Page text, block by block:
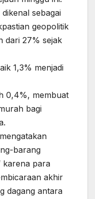
sebagai
geopolitik
dari 27% sejak
1,3% menjadi
0,4%, membuat
bagi
barang
karena para
akhir
dagang antara